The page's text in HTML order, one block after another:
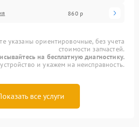
860 р
указаны ориентировочные, без учета
стоимости запчастей.
на бесплатную диагностику.
и укажем на неисправность.
все услуги